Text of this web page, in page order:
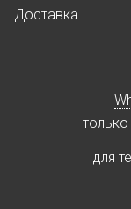
Доставка
для